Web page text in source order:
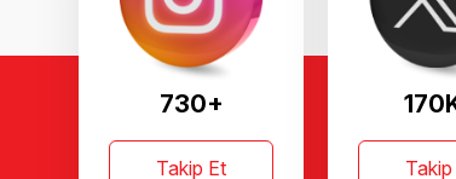
730+
Takip Et